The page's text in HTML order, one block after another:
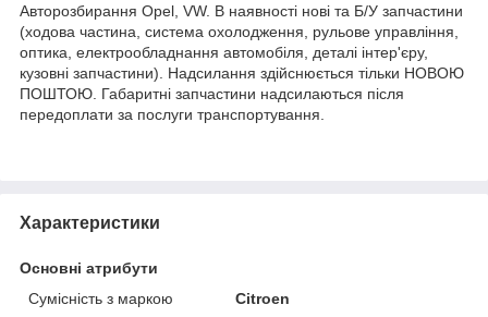
Авторозбирання Opel, VW. В наявності нові та Б/У запчастини
(ходова частина, система охолодження, рульове управління,
оптика, електрообладнання автомобіля, деталі інтер'єру,
кузовні запчастини). Надсилання здійснюється тільки НОВОЮ
ПОШТОЮ. Габаритні запчастини надсилаються після
передоплати за послуги транспортування.
Характеристики
Основні атрибути
Сумісність з маркою
Citroen